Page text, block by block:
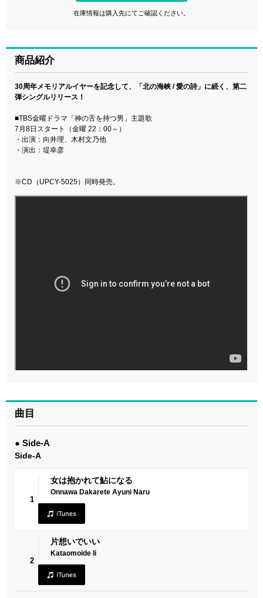
在庫情報は購入先にてご確認ください。
商品紹介
30周年メモリアルイヤーを記念して、「北の海峡 / 愛の詩」に続く、第二
弾シングルリリース！
■TBS金曜ドラマ「神の舌を持つ男」主題歌
7月8日スタート（金曜 22：00～）
・出演：向井理、木村文乃他
・演出：堤幸彦
※CD（UPCY-5025）同時発売。
曲目
● Side-A
Side-A
1
女は抱かれて鮎になる
Onnawa Dakarete Ayuni Naru
2
片想いでいい
Kataomoide Ii